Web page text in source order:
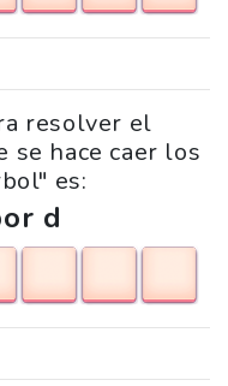
resolver el
se hace caer los
es:
d